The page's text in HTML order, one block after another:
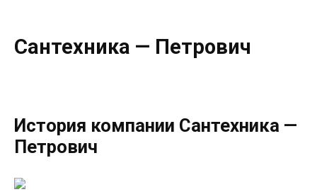
Сантехника — Петрович
История компании Сантехника —
Петрович